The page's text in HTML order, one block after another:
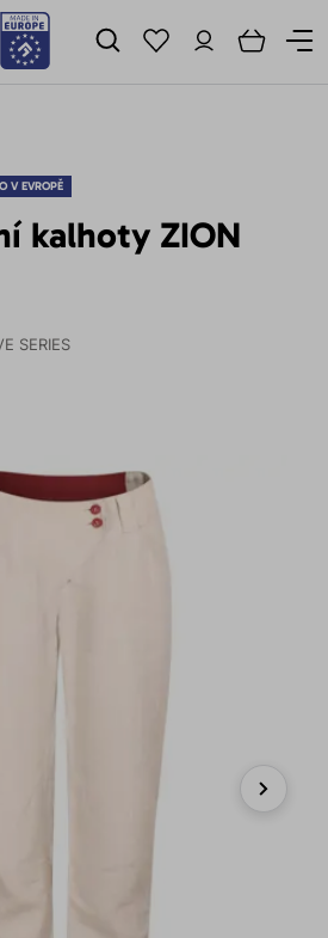
V EVROPĚ
kalhoty ZION
SERIES